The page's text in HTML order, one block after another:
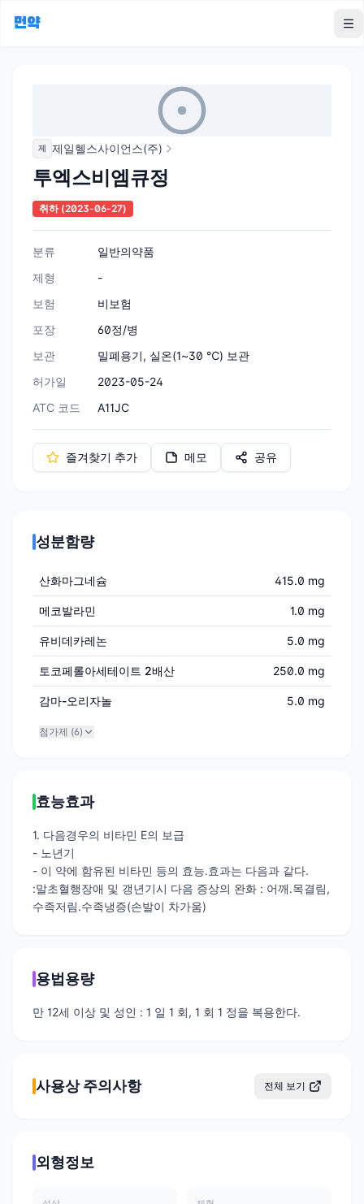
먼약
제 제일헬스사이언스(주)
투엑스비엠큐정
취하(2023-06-27)
분류
일반의약품
제형
-
보험
비보험
포장
60정/병
보관
밀폐용기, 실온(1~30 ℃) 보관
허가일
2023-05-24
ATC 코드
A11JC
즐겨찾기 추가 메모 공유
성분함량
산화마그네슘 415.0 mg
메코발라민 1.0 mg
유비데카레논 5.0 mg
토코페롤아세테이트 2배산 250.0 mg
감마-오리자놀 5.0 mg
첨가제 (6)
효능효과
1. 다음경우의 비타민 E의 보급
- 노년기
- 이 약에 함유된 비타민 등의 효능․효과는 다음과 같다.
:말초혈행장애 및 갱년기시 다음 증상의 완화 : 어깨․목결림,
수족저림․수족냉증(손발이 차가움)
용법용량
만 12세 이상 및 성인 : 1 일 1 회, 1 회 1 정을 복용한다.
사용상 주의사항 전체 보기
외형정보